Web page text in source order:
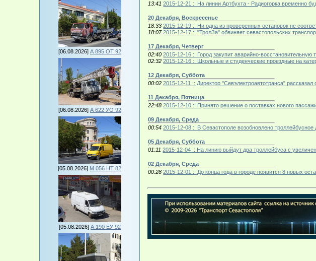
[06.08.2026] А 895 ОТ 92
[06.08.2026] А 622 УО 92
[05.08.2026] М 056 НТ 82
[05.08.2026] А 190 ЕУ 92
13:41 2015-12-21 :: На линии Артбухта - Радиогорка временно
20 Декабря, Воскресенье
18:33 2015-12-19 :: Ни одна из проверенных остановок не
18:07 2015-12-17 :: "ТролЗа" обвиняет севастопольских
17 Декабря, Четверг
02:40 2015-12-16 :: Город закупит аварийно-восстановительную
02:32 2015-12-16 :: Школьные и студенческие проездные на
12 Декабря, Суббота
00:02 2015-12-11 :: Директор "Севэлектроавтотранса"
11 Декабря, Пятница
22:48 2015-12-10 :: Принято решение о поставках нового
09 Декабря, Среда
00:54 2015-12-08 :: В Севастополе возобновлено троллейбусное
05 Декабря, Суббота
01:11 2015-12-04 :: На линию выйдут два троллейбуса с
02 Декабря, Среда
00:28 2015-12-01 :: До конца года в городе появится 8 новых